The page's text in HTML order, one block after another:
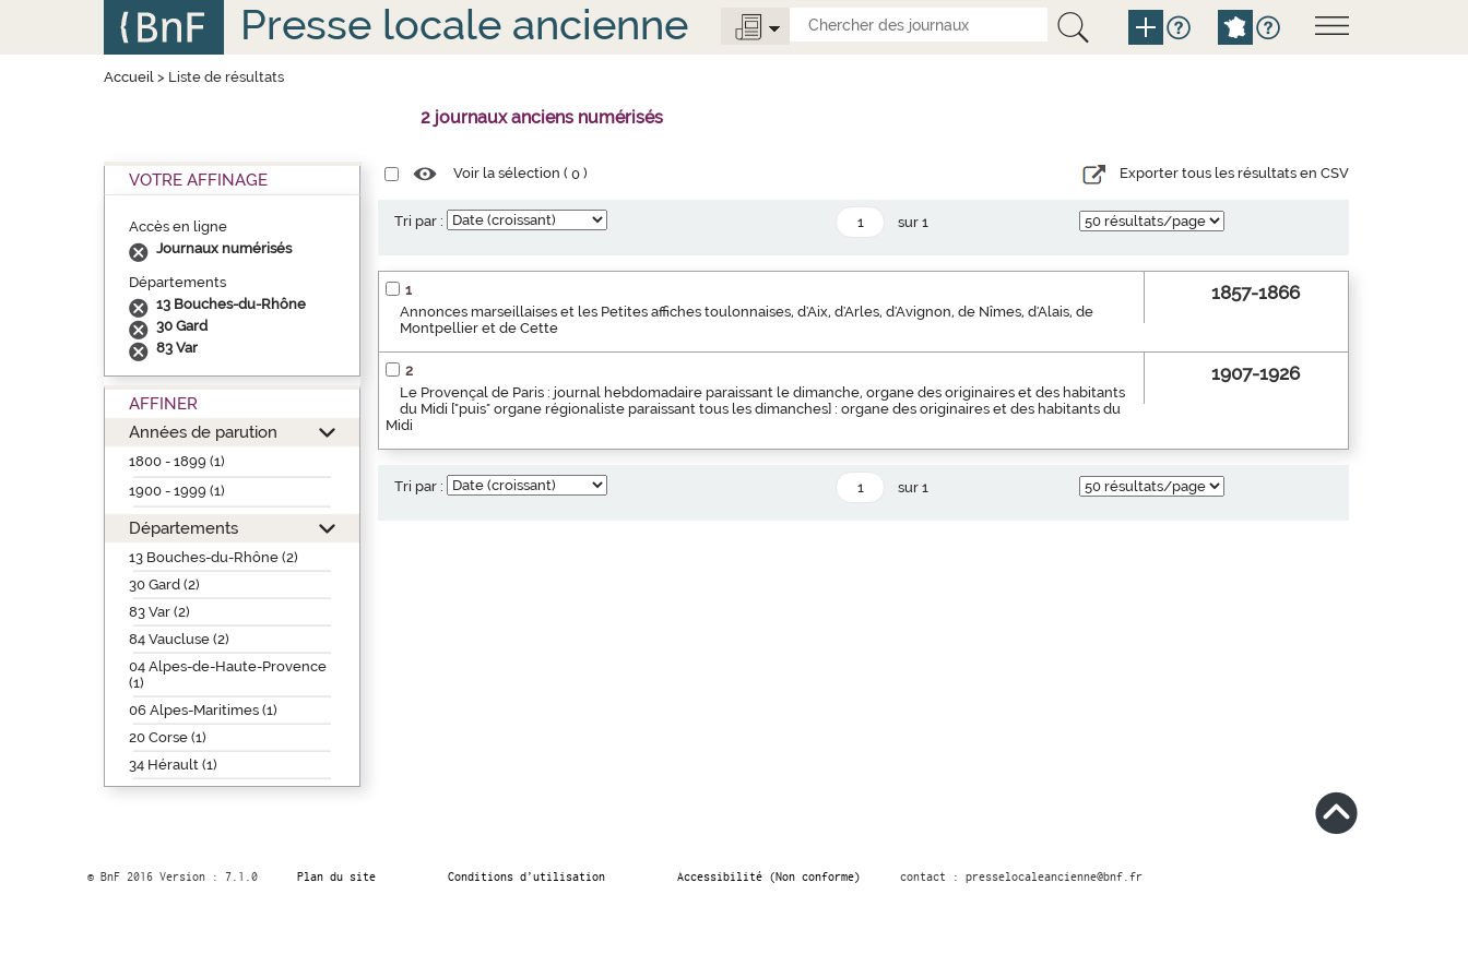
Presse locale ancienne
Accueil> Liste de résultats
2 journaux anciens numérisés
VOTRE AFFINAGE
Accès en ligne
Journaux numérisés
Départements
13 Bouches-du-Rhône
30 Gard
83 Var
AFFINER
Années de parution
1800 - 1899 (1)
1900 - 1999 (1)
Départements
13 Bouches-du-Rhône (2)
30 Gard (2)
83 Var (2)
84 Vaucluse (2)
04 Alpes-de-Haute-Provence
(1)
06 Alpes-Maritimes (1)
20 Corse (1)
34 Hérault (1)
Voir la sélection (0 ) Exporter tous les résultats en CSV
Tri par : sur 1
1
Annonces marseillaises et les Petites affiches toulonnaises, d'Aix, d'Arles, d'Avignon, de Nîmes, d'Alais, de
Montpellier et de Cette
1857-1866
2
Le Provençal de Paris : journal hebdomadaire paraissant le dimanche, organe des originaires et des habitants
du Midi ["puis" organe régionaliste paraissant tous les dimanches] : organe des originaires et des habitants du
Midi
1907-1926
Tri par : sur 1
© BnF 2016 Version : 7.1.0 Plan du site Conditions d’utilisation Accessibilité (Non conforme) contact : presselocaleancienne@bnf.fr
Panneau de gestion des cookies